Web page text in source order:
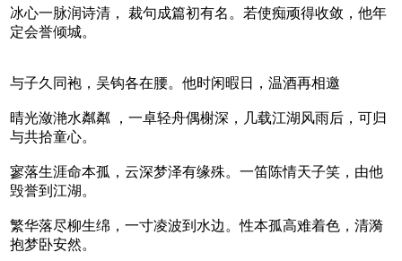
冰心一脉润诗清， 裁句成篇初有名。若使痴顽得收敛，他年
定会誉倾城。
与子久同袍，吴钩各在腰。他时闲暇日，温酒再相邀
晴光潋滟水粼粼 ，一卓轻舟偶榭深，几载江湖风雨后，可归
与共拾童心。
寥落生涯命本孤，云深梦泽有缘殊。一笛陈情天子笑，由他
毁誉到江湖。
繁华落尽柳生绵，一寸凌波到水边。性本孤高难着色，清漪
抱梦卧安然。